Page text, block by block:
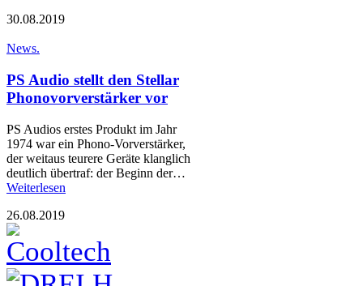
30.08.2019
News.
PS Audio stellt den Stellar
Phonovorverstärker vor
PS Audios erstes Produkt im Jahr
1974 war ein Phono-Vorverstärker,
der weitaus teurere Geräte klanglich
deutlich übertraf: der Beginn der…
Weiterlesen
26.08.2019